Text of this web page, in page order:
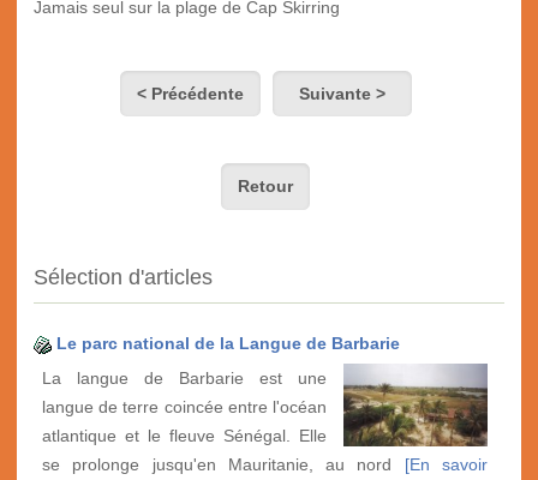
Jamais seul sur la plage de Cap Skirring
< Précédente Suivante >
Retour
Sélection d'articles
Le parc national de la Langue de Barbarie
La langue de Barbarie est une
langue de terre coincée entre l'océan
atlantique et le fleuve Sénégal. Elle
se prolonge jusqu'en Mauritanie, au nord [En savoir